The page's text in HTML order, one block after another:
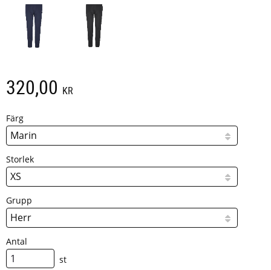
320,00 KR
Färg
Storlek
Grupp
Antal
st